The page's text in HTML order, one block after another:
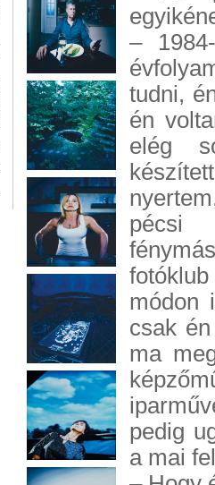
–
tudni,
én
elég
pécsi
módon
csak
ma
pedig
a mai